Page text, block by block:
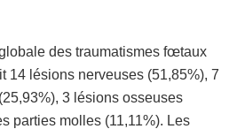
des traumatismes fœtaux
14 lésions nerveuses (51,85%), 7
3 lésions osseuses
parties molles (11,11%). Les